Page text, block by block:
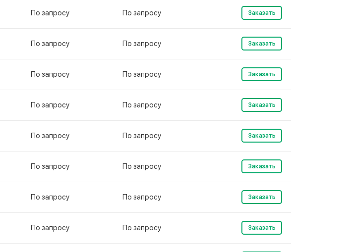
По запросу По запросу Заказать
По запросу По запросу Заказать
По запросу По запросу Заказать
По запросу По запросу Заказать
По запросу По запросу Заказать
По запросу По запросу Заказать
По запросу По запросу Заказать
По запросу По запросу Заказать